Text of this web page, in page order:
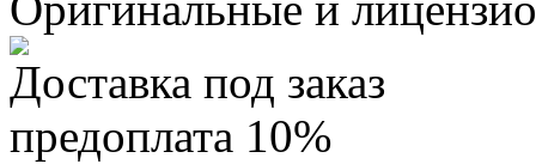
Доставка под заказ
предоплата 10%